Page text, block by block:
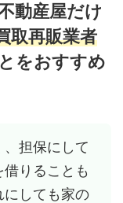
動産屋だけ
取再販業者
をおすすめ
担保にして
りることも
にしても家の